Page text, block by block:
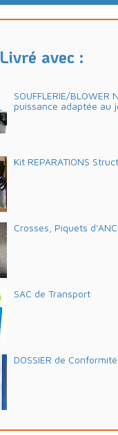
Livré avec :
SOUFFLERIE/
puissance adaptée au
Kit REPARATIONS
Crosses, Piquets
SAC de Transport
DOSSIER de